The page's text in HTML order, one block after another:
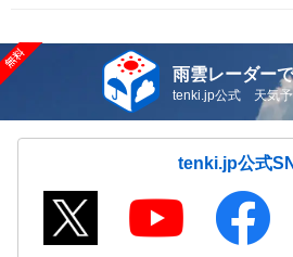
雨雲レーダー
tenki.jp公式 天気予
tenki.jp公式